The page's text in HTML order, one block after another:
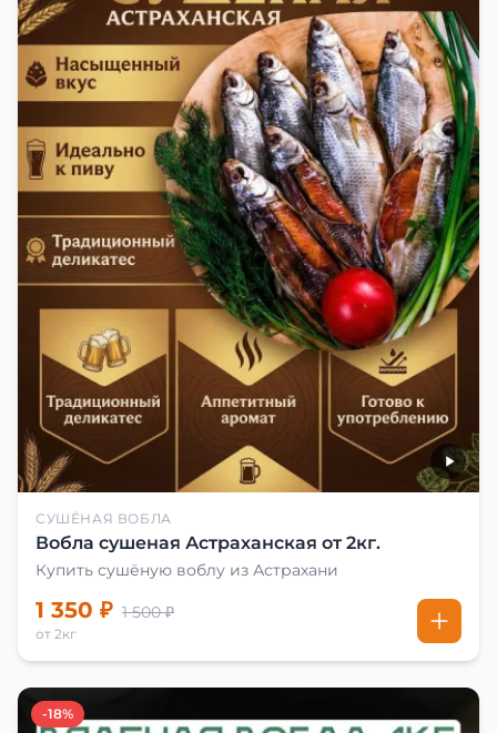
СУШЁНАЯ ВОБЛА
Вобла сушеная Астраханская от 2кг.
Купить сушёную воблу из Астрахани
1 350 ₽ 1 500 ₽
от 2кг
-18%